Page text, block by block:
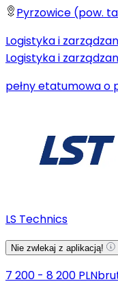
Pyrzowice (pow.
Logistyka i
Logistyka i
pełny etatumowa o
LS Technics
Nie zwlekaj z aplikacją!
7 200 - 8 200 PLN